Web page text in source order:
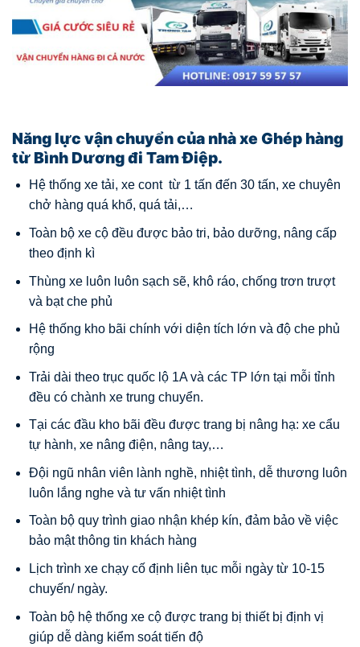
Năng lực vận chuyển của nhà xe Ghép hàng
từ Bình Dương đi Tam Điệp.
Hệ thống xe tải, xe cont từ 1 tấn đến 30 tấn, xe chuyên
chở hàng quá khổ, quá tải,…
Toàn bộ xe cộ đều được bảo tri, bảo dưỡng, nâng cấp
theo định kì
Thùng xe luôn luôn sạch sẽ, khô ráo, chống trơn trượt
và bạt che phủ
Hệ thống kho bãi chính với diện tích lớn và độ che phủ
rộng
Trải dài theo trục quốc lộ 1A và các TP lớn tại mỗi tỉnh
đều có chành xe trung chuyển.
Tại các đầu kho bãi đều được trang bị nâng hạ: xe cẩu
tự hành, xe nâng điện, nâng tay,…
Đội ngũ nhân viên lành nghề, nhiệt tình, dễ thương luôn
luôn lắng nghe và tư vấn nhiệt tình
Toàn bộ quy trình giao nhận khép kín, đảm bảo về việc
bảo mật thông tin khách hàng
Lịch trình xe chạy cố định liên tục mỗi ngày từ 10-15
chuyến/ ngày.
Toàn bộ hệ thống xe cộ được trang bị thiết bị định vị
giúp dễ dàng kiểm soát tiến độ